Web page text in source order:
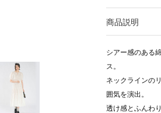
商品説明
シアー感のある
ス。
ネックラインの
囲気を演出。
透け感とふんわ